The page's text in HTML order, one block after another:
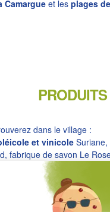
Camargue et les plages
dans le village :
et vinicole
fabrique de savon Le
au coeur du village :
de vente en vrac,
boucherie-charcuterie,
pizzéria, etc...